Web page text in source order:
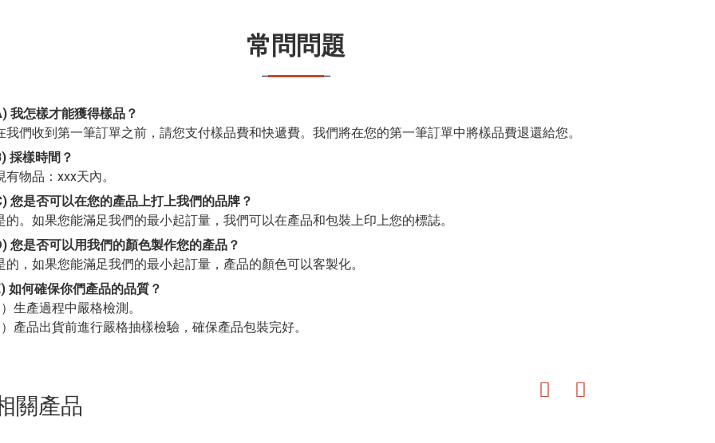
常問問題
我怎樣才能獲得樣品？
我們收到第一筆訂單之前，請您支付樣品費和快遞費。我們將在您的第一筆訂單中將樣品費退還給您。
採樣時間？
有物品：xxx天內。
您是否可以在您的產品上打上我們的品牌？
的。如果您能滿足我們的最小起訂量，我們可以在產品和包裝上印上您的標誌。
您是否可以用我們的顏色製作您的產品？
的，如果您能滿足我們的最小起訂量，產品的顏色可以客製化。
如何確保你們產品的品質？
生產過程中嚴格檢測。
產品出貨前進行嚴格抽樣檢驗，確保產品包裝完好。
關產品